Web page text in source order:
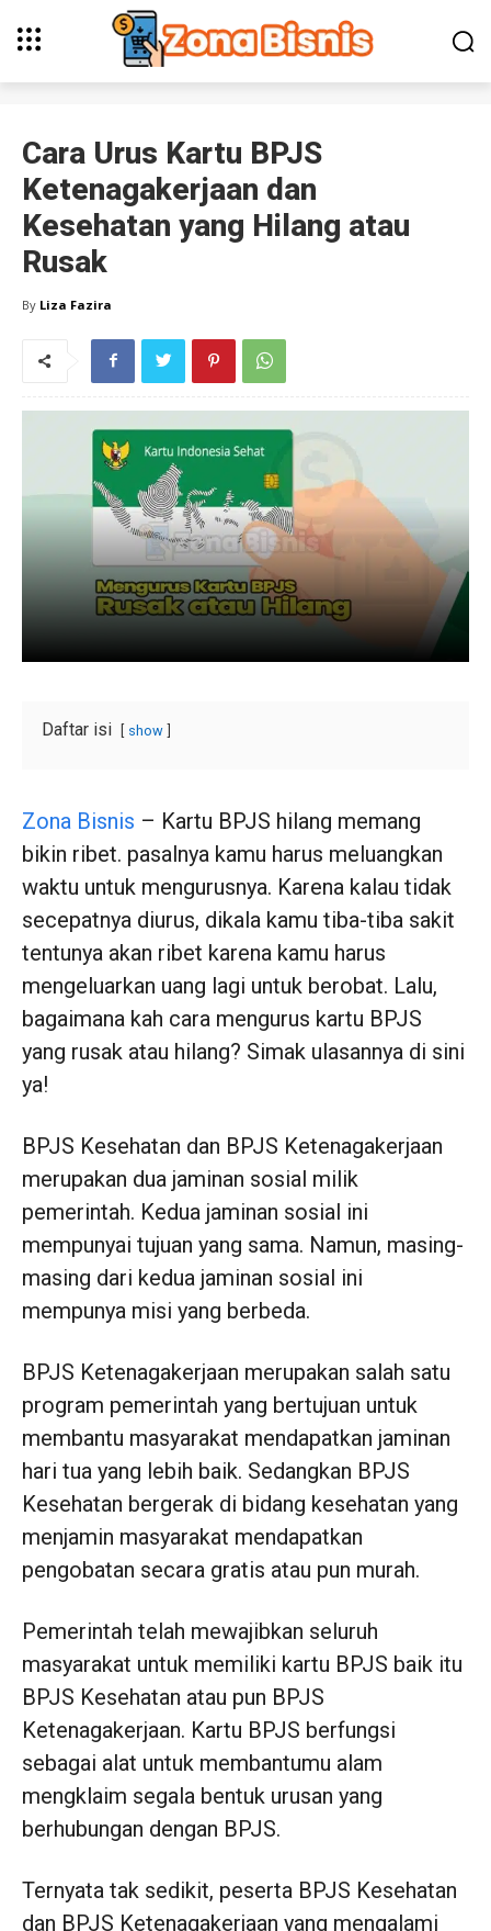
Cara Urus Kartu BPJS
Ketenagakerjaan dan
Kesehatan yang Hilang atau
Rusak
By Liza Fazira
Daftar isi show
Zona Bisnis – Kartu BPJS hilang memang
bikin ribet. pasalnya kamu harus meluangkan
waktu untuk mengurusnya. Karena kalau tidak
secepatnya diurus, dikala kamu tiba-tiba sakit
tentunya akan ribet karena kamu harus
mengeluarkan uang lagi untuk berobat. Lalu,
bagaimana kah cara mengurus kartu BPJS
yang rusak atau hilang? Simak ulasannya di sini
ya!
BPJS Kesehatan dan BPJS Ketenagakerjaan
merupakan dua jaminan sosial milik
pemerintah. Kedua jaminan sosial ini
mempunyai tujuan yang sama. Namun, masing-
masing dari kedua jaminan sosial ini
mempunya misi yang berbeda.
BPJS Ketenagakerjaan merupakan salah satu
program pemerintah yang bertujuan untuk
membantu masyarakat mendapatkan jaminan
hari tua yang lebih baik. Sedangkan BPJS
Kesehatan bergerak di bidang kesehatan yang
menjamin masyarakat mendapatkan
pengobatan secara gratis atau pun murah.
Pemerintah telah mewajibkan seluruh
masyarakat untuk memiliki kartu BPJS baik itu
BPJS Kesehatan atau pun BPJS
Ketenagakerjaan. Kartu BPJS berfungsi
sebagai alat untuk membantumu alam
mengklaim segala bentuk urusan yang
berhubungan dengan BPJS.
Ternyata tak sedikit, peserta BPJS Kesehatan
dan BPJS Ketenagakerjaan yang mengalami